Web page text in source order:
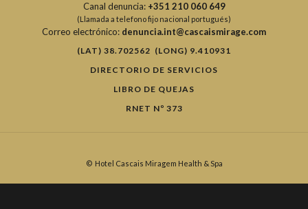
Canal denuncia: +351 210 060 649
(Llamada a telefono fijo nacional portugués)
Correo electrónico: denuncia.int@cascaismirage.com
(LAT) 38.702562 (LONG) 9.410931
DIRECTORIO DE SERVICIOS
LIBRO DE QUEJAS
RNET Nº 373
© Hotel Cascais Miragem Health & Spa